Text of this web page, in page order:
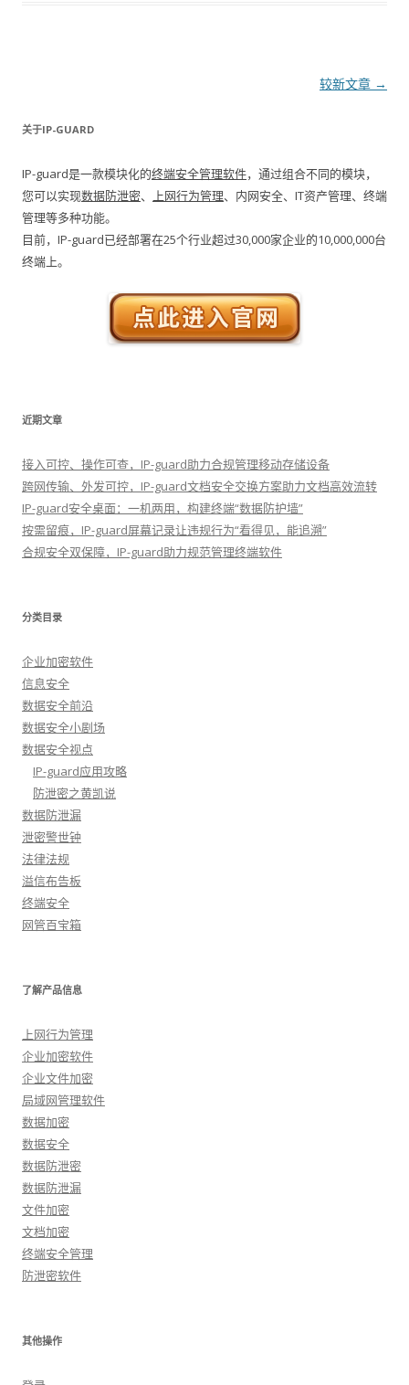
较新文章 →
关于IP-GUARD
IP-guard是一款模块化的终端安全管理软件，通过组合不同的模块，
您可以实现数据防泄密、 上网行为管理、内网安全、IT资产管理、终端
管理等多种功能。
目前，IP-guard已经部署在25个行业超过30,000家企业的10,000,000台
终端上。
近期文章
接入可控、操作可查，IP-guard助力合规管理移动存储设备
跨网传输、外发可控，IP-guard文档安全交换方案助力文档高效流转
IP-guard安全桌面：一机两用，构建终端“数据防护墙”
按需留痕，IP-guard屏幕记录让违规行为“看得见，能追溯”
合规安全双保障，IP-guard助力规范管理终端软件
分类目录
企业加密软件
信息安全
数据安全前沿
数据安全小剧场
数据安全视点
IP-guard应用攻略
防泄密之黄凯说
数据防泄漏
泄密警世钟
法律法规
溢信布告板
终端安全
网管百宝箱
了解产品信息
上网行为管理
企业加密软件
企业文件加密
局域网管理软件
数据加密
数据安全
数据防泄密
数据防泄漏
文件加密
文档加密
终端安全管理
防泄密软件
其他操作